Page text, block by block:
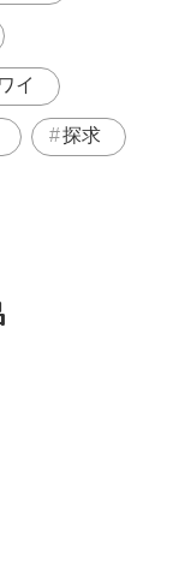
イ
探求